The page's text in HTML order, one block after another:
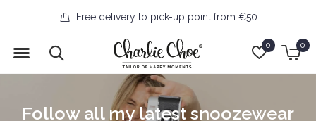
0 0
Free delivery to pick-up point from €50
Follow all my latest snoozewear